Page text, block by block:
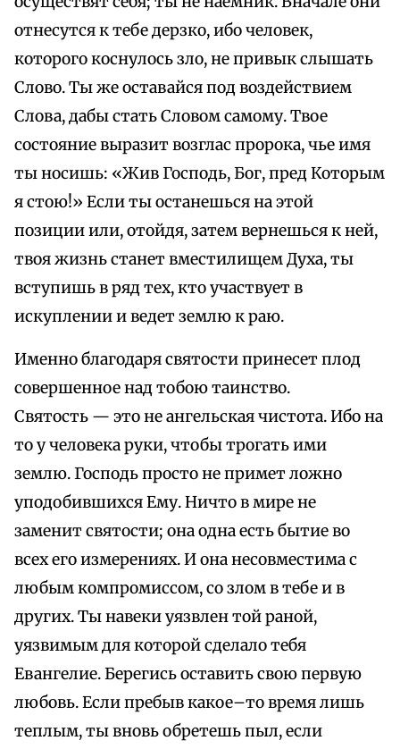
отнесутся к тебе дерзко, ибо человек,
которого коснулось зло, не привык слышать
Слово. Ты же оставайся под воздействием
Слова, дабы стать Словом самому. Твое
состояние выразит возглас пророка, чье имя
ты носишь: «Жив Господь, Бог, пред Которым
я стою!» Если ты останешься на этой
позиции или, отойдя, затем вернешься к ней,
твоя жизнь станет вместилищем Духа, ты
вступишь в ряд тех, кто участвует в
искуплении и ведет землю к раю.
Именно благодаря святости принесет плод
совершенное над тобою таинство.
Святость — это не ангельская чистота. Ибо на
то у человека руки, чтобы трогать ими
землю. Господь просто не примет ложно
уподобившихся Ему. Ничто в мире не
заменит святости; она одна есть бытие во
всех его измерениях. И она несовместима с
любым компромиссом, со злом в тебе и в
других. Ты навеки уязвлен той раной,
уязвимым для которой сделало тебя
Евангелие. Берегись оставить свою первую
любовь. Если пребыв какое–то время лишь
теплым, ты вновь обретешь пыл, если